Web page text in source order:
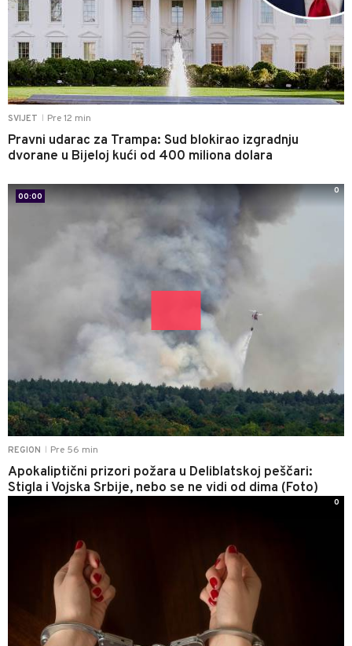
SVIJET Pre 12 min
Pravni udarac za Trampa: Sud blokirao izgradnju
dvorane u Bijeloj kući od 400 miliona dolara
REGION Pre 56 min
Apokaliptični prizori požara u Deliblatskoj peščari:
Stigla i Vojska Srbije, nebo se ne vidi od dima (Foto)
00:00
0
0